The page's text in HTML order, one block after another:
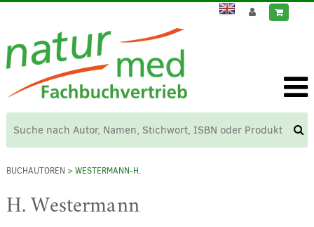
BUCHAUTOREN > WESTERMANN-H.
H. Westermann